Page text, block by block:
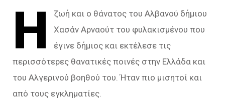
Η
ζωή και ο θάνατος του Αλβανού δήμιου
Χασάν Αρναούτ του φυλακισμένου που
έγινε δήμιος και εκτέλεσε τις
περισσότερες θανατικές ποινές στην Ελλάδα και
του Αλγερινού βοηθού του. Ήταν πιο μισητοί και
από τους εγκληματίες.